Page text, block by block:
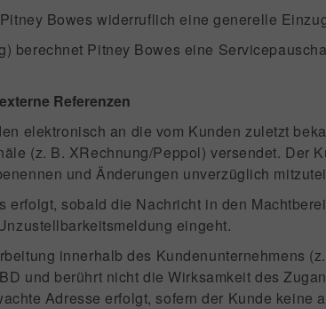
Bowes widerruflich eine generelle
berechnet Pitney Bowes eine
Referenzen
elektronisch an die vom Kunden zuletzt
(z. B. XRechnung/Peppol) versendet. Der
und Änderungen unverzüglich
erfolgt, sobald die Nachricht in den
eingeht.
innerhalb des Kundenunternehmens
und berührt nicht die Wirksamkeit des
Adresse erfolgt, sofern der Kunde keine